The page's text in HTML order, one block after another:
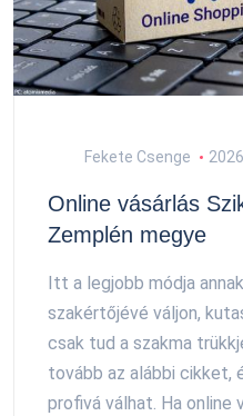
Fekete Csenge
Online vásárlás
Zemplén megye
Itt a legjobb módja
szakértőjévé váljon,
csak tud a szakma
tovább az alábbi cikket,
profivá válhat. Ha online